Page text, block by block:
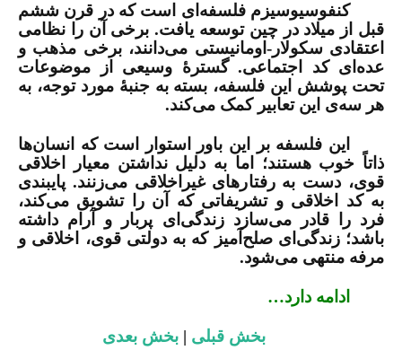
کنفوسیوسیزم فلسفه‌ای است که در قرن ششم
قبل از میلاد در چین توسعه یافت. برخی آن را نظامی
اعتقادی سکولار-اومانیستی می‌دانند، برخی مذهب و
عده‌ای کد اجتماعی. گسترۀ وسیعی از موضوعات
تحت پوشش این فلسفه، بسته به جنبۀ مورد توجه، به
هر سه‌ی این تعابیر کمک می‌کند.
این فلسفه بر این باور استوار است که انسان‌ها
ذاتاً خوب هستند؛ اما به دلیل نداشتن معیار اخلاقی
قوی، دست به رفتارهای غیراخلاقی می‌زنند. پایبندی
به کد اخلاقی و تشریفاتی که آن را تشویق می‌کند،
فرد را قادر می‌سازد زندگی‌ای پربار و آرام داشته
باشد؛ زندگی‌ای صلح‌آمیز که به دولتی قوی، اخلاقی و
مرفه منتهی می‌شود.
ادامه دارد…
بخش قبلی |بخش بعدی